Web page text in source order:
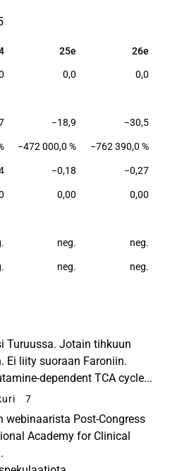
1:een kohdistettu,
tutkitaan faasin
mahdollisena hoitona
kanssa.
25e 26e
25e 26e
0,0 0,0
−18,9 −30,5
−472 000,0 % −762 390,0 %
−0,18 −0,27
0,00 0,00
neg. neg.
neg. neg.
Turuussa. Jotain tihkuun
Ei liity suoraan Faroniin.
dependent TCA cycle...
7
webinaarista Post-Congress
Academy for Clinical